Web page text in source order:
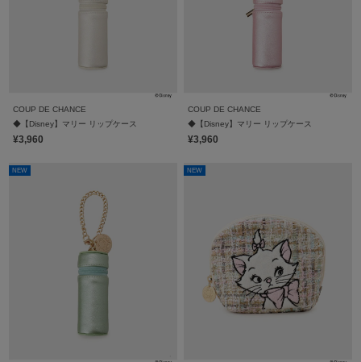
COUP DE CHANCE
◆【Disney】マリー リップケース
¥3,960
COUP DE CHANCE
◆【Disney】マリー リップケース
¥3,960
NEW NEW